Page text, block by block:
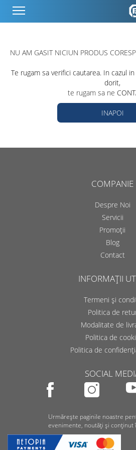
NU AM GASIT NICIUN PRODUS
Te rugam sa verifici cautarea. In cazul
dorit,
te rugam sa ne
INAPOI
COMPANIE
Despre Noi
Servicii
Promoții
Blog
Contact
INFORMAȚII
Termeni și
Politica de
Modalitate de
Politica de
Politica de
SOCIAL
Urmărește paginile noastre
evenimente, noutăți și conținut